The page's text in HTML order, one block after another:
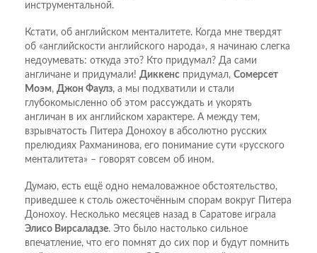
инструментальной.
Кстати, об английском менталитете. Когда мне твердят
об «английскости английского народа», я начинаю слегка
недоумевать: откуда это? Кто придумал? Да сами
англичане и придумали! Диккенс придумал, Сомерсет
Моэм, Джон Фаулз, а мы подхватили и стали
глубокомысленно об этом рассуждать и укорять
англичан в их английском характере. А между тем,
взрывчатость Питера Донохоу в абсолютно русских
прелюдиях Рахманинова, его понимание сути «русского
менталитета» – говорят совсем об ином.
Думаю, есть ещё одно немаловажное обстоятельство,
приведшее к столь ожесточённым спорам вокруг Питера
Донохоу. Несколько месяцев назад в Саратове играла
Элисо Вирсаладзе. Это было настолько сильное
впечатление, что его помнят до сих пор и будут помнить